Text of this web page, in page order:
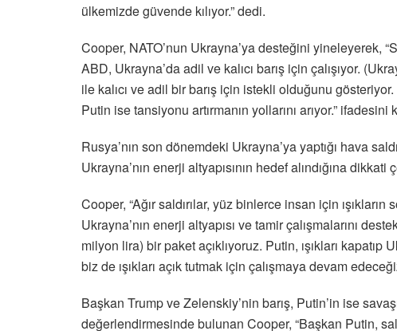
ülkemizde güvende kılıyor.” dedi.
Cooper, NATO’nun Ukrayna’ya desteğini yineleyerek,
ABD, Ukrayna’da adil ve kalıcı barış için çalışıyor.
ile kalıcı ve adil bir barış için istekli olduğunu
Putin ise tansiyonu artırmanın yollarını arıyor.” ifadesini
Rusya’nın son dönemdeki Ukrayna’ya yaptığı hava
Ukrayna’nın enerji altyapısının hedef alındığına dikkati
Cooper, “Ağır saldırılar, yüz binlerce insan için
Ukrayna’nın enerji altyapısı ve tamir çalışmalarını
milyon lira) bir paket açıklıyoruz. Putin, ışıkları kapatıp
biz de ışıkları açık tutmak için çalışmaya devam
Başkan Trump ve Zelenskiy’nin barış, Putin’in ise
değerlendirmesinde bulunan Cooper, “Başkan Putin,